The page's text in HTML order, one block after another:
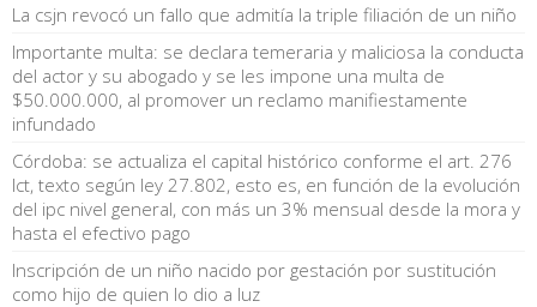
La csjn revocó un fallo que admitía la triple filiación de un niño
Importante multa: se declara temeraria y maliciosa la conducta
del actor y su abogado y se les impone una multa de
$50.000.000, al promover un reclamo manifiestamente
infundado
Córdoba: se actualiza el capital histórico conforme el art. 276
lct, texto según ley 27.802, esto es, en función de la evolución
del ipc nivel general, con más un 3% mensual desde la mora y
hasta el efectivo pago
Inscripción de un niño nacido por gestación por sustitución
como hijo de quien lo dio a luz